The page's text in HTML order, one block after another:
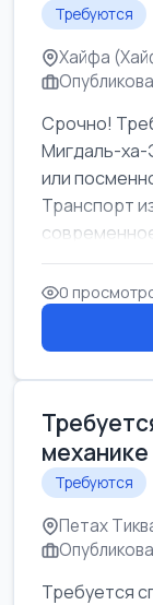
Требуются
Хайфа
Срочно!
Мигдаль-
или
Транспорт
0
механике
Требуются
Петах
Требуется